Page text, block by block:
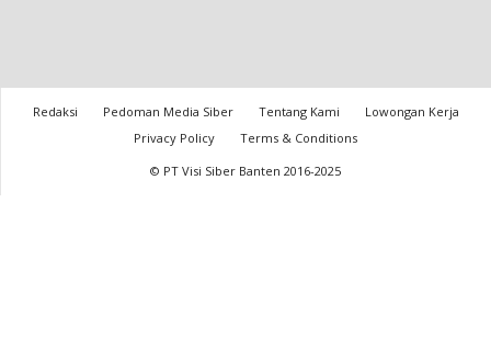
Redaksi Pedoman Media Siber Tentang Kami
Lowongan Kerja
Privacy Policy
Terms & Conditions
© PT Visi Siber Banten 2016-2025